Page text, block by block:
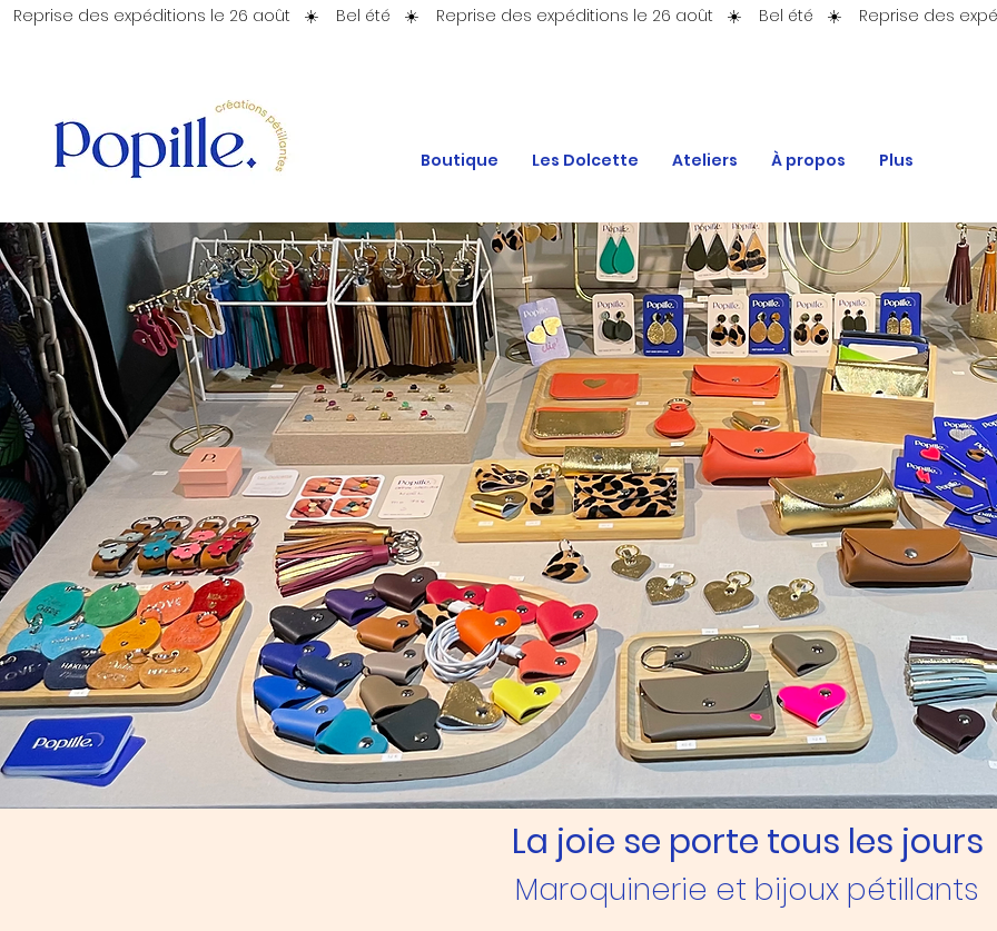
   Reprise des expéditions le 26 août   ☀️    Bel été   ☀️
Boutique Les Dolcette Ateliers À propos Plus
La joie se porte tous les jours
Maroquinerie et bijoux pétillants